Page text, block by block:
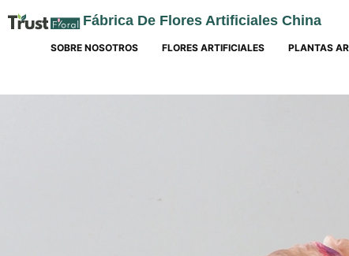
Fábrica De Flores Artificiales China
SOBRE NOSOTROS FLORES ARTIFICIALES PLANTAS